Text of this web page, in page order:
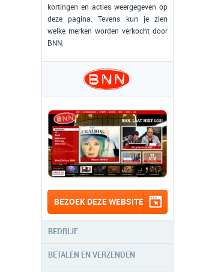
kortingen en acties weergegeven op
deze pagina. Tevens kun je zien
welke merken worden verkocht door
BNN.
BEZOEK DEZE WEBSITE
BEDRIJF
BETALEN EN VERZENDEN